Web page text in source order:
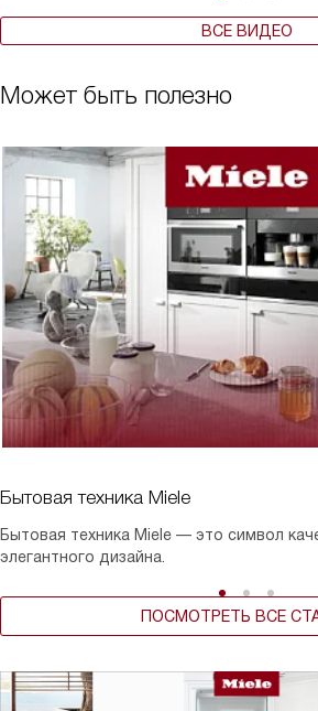
ВСЕ ВИДЕО
Может быть полезно
Бытовая техника Miele
Бытовая техника Miele — это символ
элегантного дизайна.
ПОСМОТРЕТЬ ВСЕ